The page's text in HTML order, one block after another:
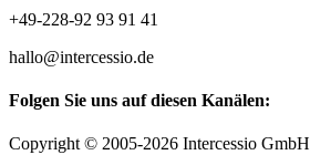
+49-228-92 93 91 41
hallo@intercessio.de
Folgen Sie uns auf diesen Kanälen:
Copyright © 2005-2026 Intercessio GmbH